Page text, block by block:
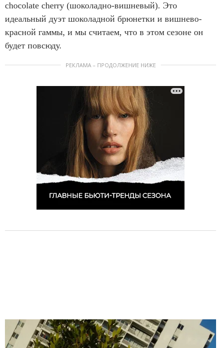
chocolate cherry (шоколадно-вишневый). Это
идеальный дуэт шоколадной брюнетки и вишнево-
красной гаммы, и мы считаем, что в этом сезоне он
будет повсюду.
РЕКЛАМА – ПРОДОЛЖЕНИЕ НИЖЕ